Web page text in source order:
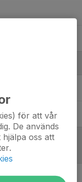
för att vår
De används
oss att